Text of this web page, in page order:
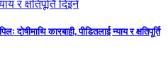
दोषीमाथि कारबाही, पीडितलाई न्याय र क्षतिपूर्ति